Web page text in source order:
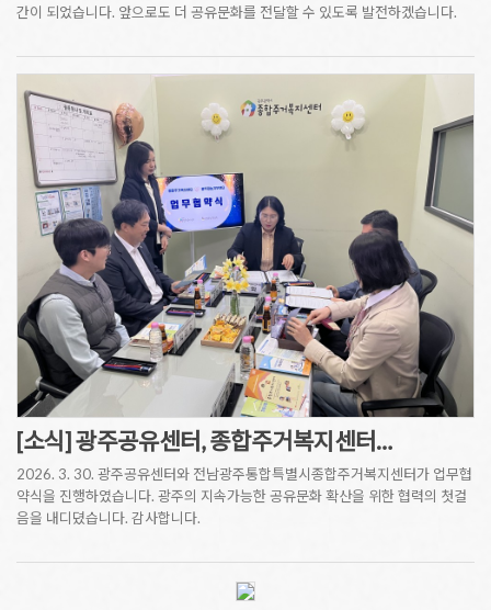
간이 되었습니다. 앞으로도 더 공유문화를 전달할 수 있도록 발전하겠습니다.
[소식] 광주공유센터, 종합주거복지센터…
2026. 3. 30. 광주공유센터와 전남광주통합특별시종합주거복지센터가 업무협
약식을 진행하였습니다. 광주의 지속가능한 공유문화 확산을 위한 협력의 첫걸
음을 내디뎠습니다. 감사합니다.